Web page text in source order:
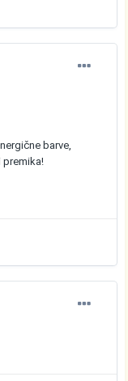
barve,
premika!